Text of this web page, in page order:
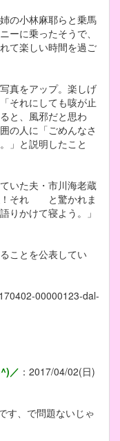
の小林麻耶らと乗馬
ーに乗ったそうで、
て楽しい時間を過ご
真をアップ。楽しげ
それにしても咳が止
と、風邪だと思わ
の人に「ごめんなさ
」と説明したこと
いた夫・市川海老蔵
！それ と驚かれま
りかけて寝よう。」
ことを公表してい
00000123-dal-
／ ： 2017/04/02(日)
す、で問題ないじゃ